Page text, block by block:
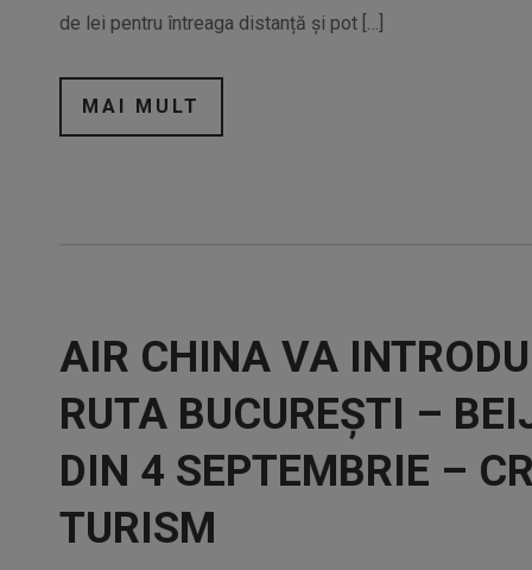
de lei pentru întreaga distanță și pot […]
MAI MULT
AIR CHINA VA
RUTA BUCUREȘTI –
DIN 4 SEPTEMBRIE –
TURISM